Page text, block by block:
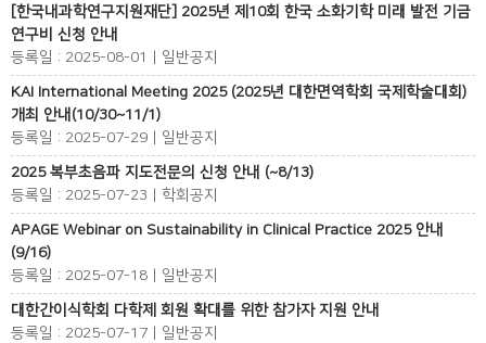
[한국내과학연구지원재단] 2025년 제10회 한국 소화기학 미래 발전 기금
연구비 신청 안내
등록일 : 2025-08-01 | 일반공지
KAI International Meeting 2025 (2025년 대한면역학회 국제학술대회)
개최 안내(10/30~11/1)
등록일 : 2025-07-29 | 일반공지
2025 복부초음파 지도전문의 신청 안내 (~8/13)
등록일 : 2025-07-23 | 학회공지
APAGE Webinar on Sustainability in Clinical Practice 2025 안내
(9/16)
등록일 : 2025-07-18 | 일반공지
대한간이식학회 다학제 회원 확대를 위한 참가자 지원 안내
등록일 : 2025-07-17 | 일반공지